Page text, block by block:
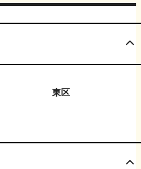
東区